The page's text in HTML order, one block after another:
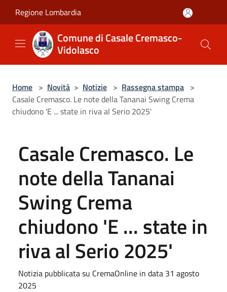
Regione Lombardia
Comune di Casale Cremasco-
Vidolasco
Home > Novità > Notizie > Rassegna stampa >
Casale Cremasco. Le note della Tananai Swing Crema
chiudono 'E ... state in riva al Serio 2025'
Casale Cremasco. Le
note della Tananai
Swing Crema
chiudono 'E ... state in
riva al Serio 2025'
Notizia pubblicata su CremaOnline in data 31 agosto
2025